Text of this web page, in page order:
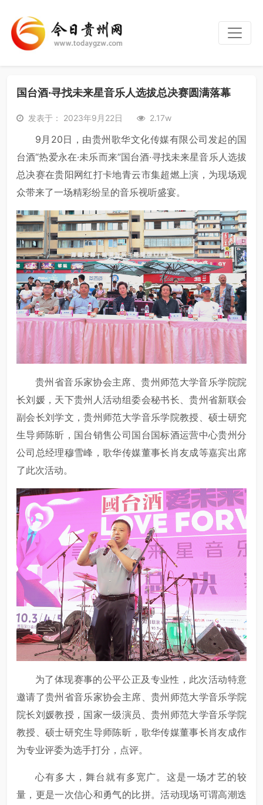
国台酒·寻找未来星音乐人选拔总决赛圆满落幕
发表于： 2023年9月22日 2.17w
9月20日，由贵州歌华文化传媒有限公司发起的国
台酒“热爱永在·未乐而来”国台酒·寻找未来星音乐人选拔
总决赛在贵阳网红打卡地青云市集超燃上演，为现场观
众带来了一场精彩纷呈的音乐视听盛宴。
贵州省音乐家协会主席、贵州师范大学音乐学院院
长刘媛，天下贵州人活动组委会秘书长、贵州省新联会
副会长刘学文，贵州师范大学音乐学院教授、硕士研究
生导师陈昕，国台销售公司国台国标酒运营中心贵州分
公司总经理穆雪峰，歌华传媒董事长肖友成等嘉宾出席
了此次活动。
为了体现赛事的公平公正及专业性，此次活动特意
邀请了贵州省音乐家协会主席、贵州师范大学音乐学院
院长刘媛教授，国家一级演员、贵州师范大学音乐学院
教授、硕士研究生导师陈昕，歌华传媒董事长肖友成作
为专业评委为选手打分，点评。
心有多大，舞台就有多宽广。这是一场才艺的较
量，更是一次信心和勇气的比拼。活动现场可谓高潮迭